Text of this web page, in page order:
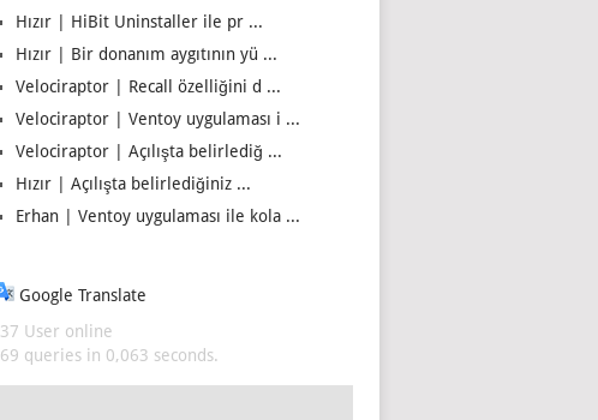
Hızır | HiBit Uninstaller ile pr ...
Hızır | Bir donanım aygıtının yü ...
Velociraptor | Recall özelliğini d ...
Velociraptor | Ventoy uygulaması i ...
Velociraptor | Açılışta belirlediğ ...
Hızır | Açılışta belirlediğiniz ...
Erhan | Ventoy uygulaması ile kola ...
Google Translate
37 User online
69 queries in 0,063 seconds.